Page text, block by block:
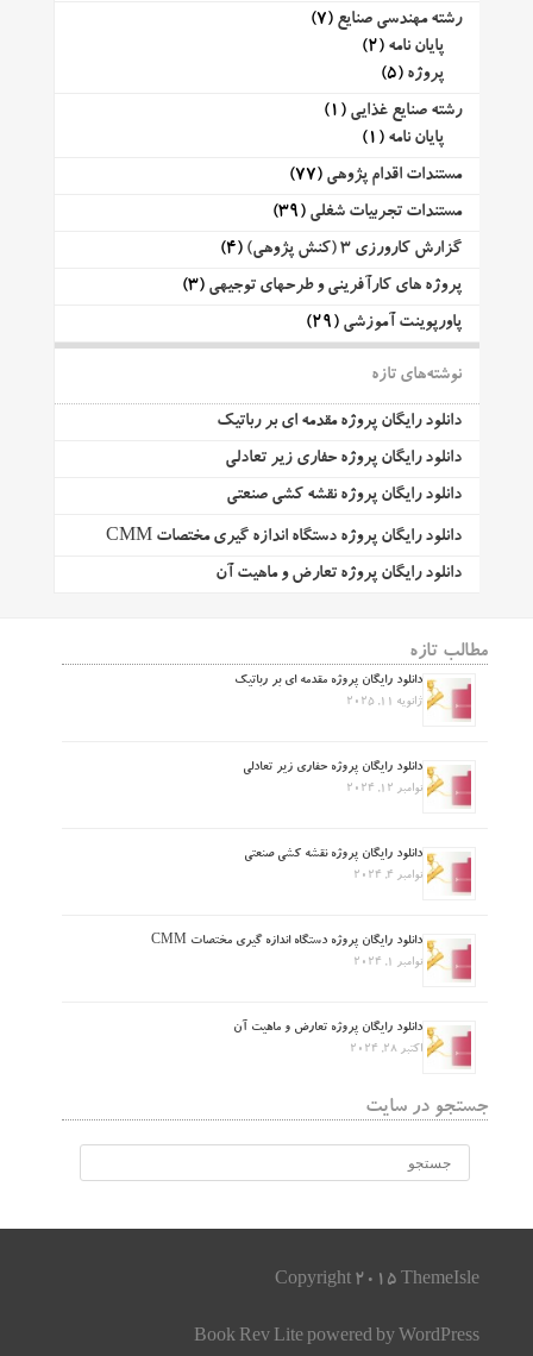
رشته مهندسی صنایع (7)
پایان نامه (2)
پروژه (5)
رشته صنایع غذایی (1)
پایان نامه (1)
مستندات اقدام پژوهی (77)
مستندات تجربیات شغلی (39)
گزارش کارورزی 3 (کنش پژوهی)
(4)
پروژه های کارآفرینی و طرحهای توجیهی (3)
پاورپوینت آموزشی (29)
نوشته‌های تازه
دانلود رایگان پروژه مقدمه ای بر رباتیک
دانلود رایگان پروژه حفاری زیر تعادلی
دانلود رایگان پروژه نقشه کشی صنعتی
دانلود رایگان پروژه دستگاه اندازه گیری مختصات CMM
دانلود رایگان پروژه تعارض و ماهیت آن
مطالب تازه
دانلود رایگان پروژه مقدمه ای بر رباتیک
ژانویه 11, 2025
دانلود رایگان پروژه حفاری زیر تعادلی
نوامبر 12, 2024
دانلود رایگان پروژه نقشه کشی صنعتی
نوامبر 4, 2024
دانلود رایگان پروژه دستگاه اندازه گیری مختصات CMM
نوامبر 1, 2024
دانلود رایگان پروژه تعارض و ماهیت آن
اکتبر 28, 2024
جستجو در سایت
Copyright 2015 ThemeIsle
Book Rev Lite powered by WordPress